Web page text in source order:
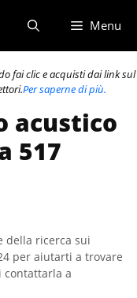
Menu
fai clic e acquisti dai link sul
Per saperne di più.
acustico
517
della ricerca sui
per aiutarti a trovare
contattarla a